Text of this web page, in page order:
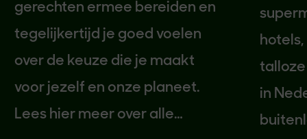
ermee bereiden en
je goed voelen
de keuze die je maakt
jezelf en onze planeet.
hier meer over alle
hotels,
talloze
in